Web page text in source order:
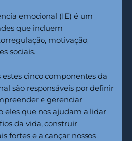
emocional (IE) é um
que incluem
motivação,
sociais.
estes cinco componentes da
são responsáveis por definir
e gerenciar
eles que nos ajudam a lidar
da vida, construir
fortes e alcançar nossos